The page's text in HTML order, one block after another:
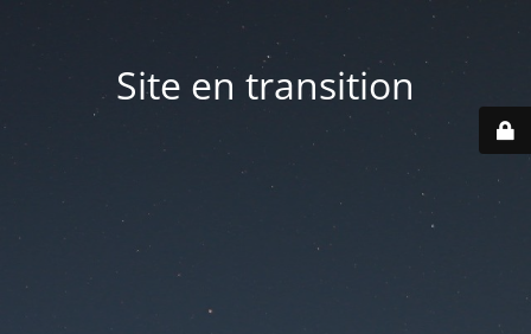
Site en transition